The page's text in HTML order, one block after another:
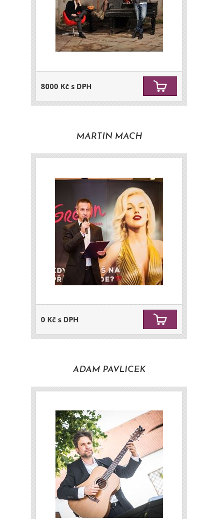
8000 Kč s DPH
MARTIN MACH
0 Kč s DPH
ADAM PAVLÍČEK